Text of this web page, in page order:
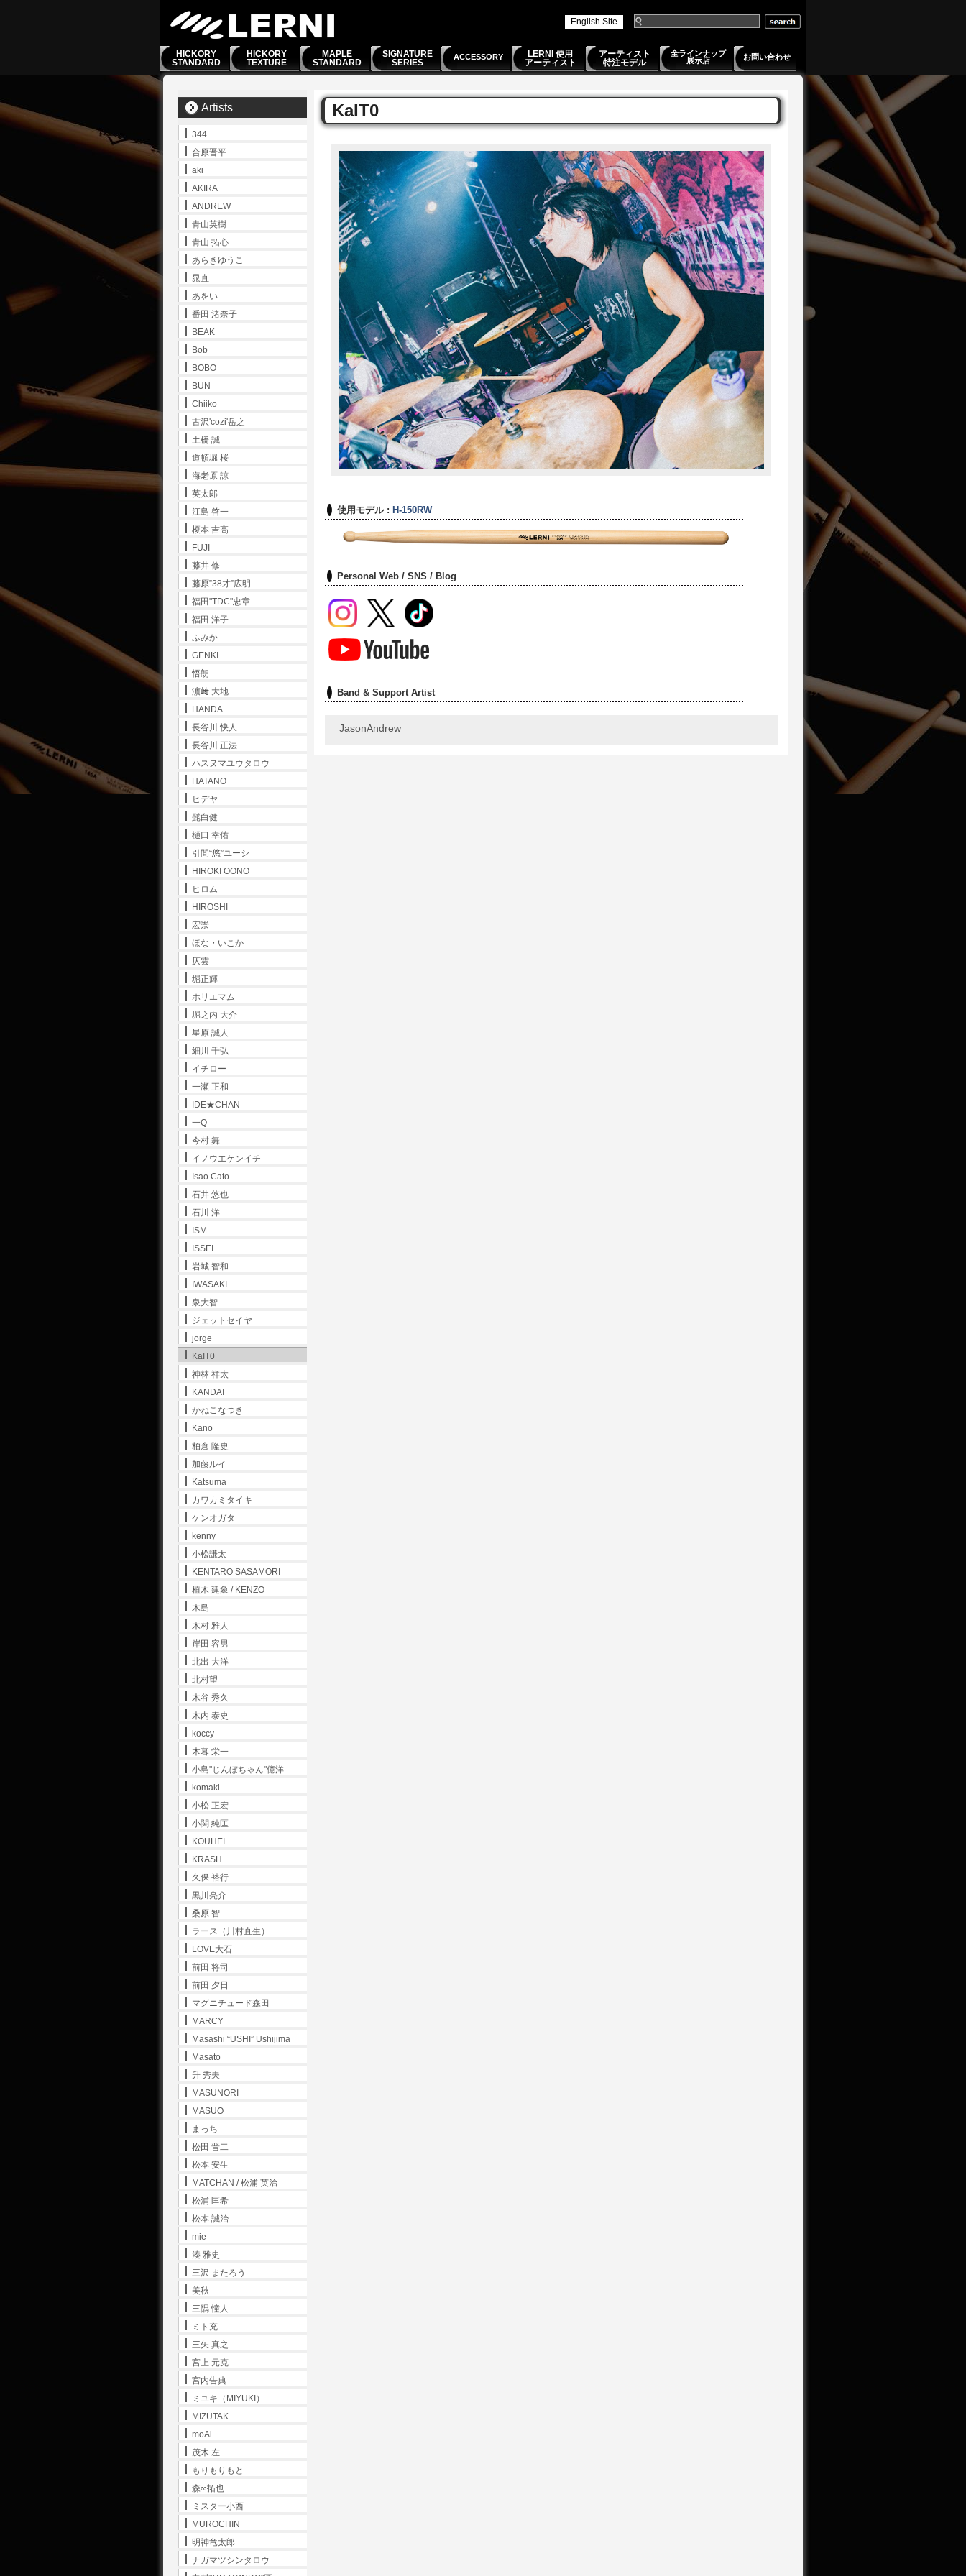
English Site
HICKORY
STANDARD
HICKORY
TEXTURE
MAPLE
STANDARD
SIGNATURE
SERIES
ACCESSORY
LERNI 使用
アーティスト
アーティスト
特注モデル
全ラインナップ
展示店
お問い合わせ
KaIT0
使用モデル : H-150RW
Personal Web / SNS / Blog
Band & Support Artist
JasonAndrew
Artists
344
合原晋平
aki
AKIRA
ANDREW
青山英樹
青山 拓心
あらきゆうこ
晁直
あをい
番田 渚奈子
BEAK
Bob
BOBO
BUN
Chiiko
古沢'cozi'岳之
土橋 誠
道頓堀 桜
海老原 諒
英太郎
江島 啓一
榎本 吉高
FUJI
藤井 修
藤原”38才”広明
福田"TDC"忠章
福田 洋子
ふみか
GENKI
悟朗
濵﨑 大地
HANDA
長谷川 快人
長谷川 正法
ハスヌマユウタロウ
HATANO
ヒデヤ
髭白健
樋口 幸佑
引間“悠”ユーシ
HIROKI OONO
ヒロム
HIROSHI
宏崇
ほな・いこか
仄雲
堀正輝
ホリエマム
堀之内 大介
星原 誠人
細川 千弘
イチロー
一瀬 正和
IDE★CHAN
一Q
今村 舞
イノウエケンイチ
Isao Cato
石井 悠也
石川 洋
ISM
ISSEI
岩城 智和
IWASAKI
泉大智
ジェットセイヤ
jorge
KaIT0
神林 祥太
KANDAI
かねこなつき
Kano
柏倉 隆史
加藤ルイ
Katsuma
カワカミタイキ
ケンオガタ
kenny
小松謙太
KENTARO SASAMORI
植木 建象 / KENZO
木島
木村 雅人
岸田 容男
北出 大洋
北村望
木谷 秀久
木内 泰史
koccy
木暮 栄一
小島"じんぼちゃん"億洋
komaki
小松 正宏
小関 純匡
KOUHEI
KRASH
久保 裕行
黒川亮介
桑原 智
ラース（川村直生）
LOVE大石
前田 将司
前田 夕日
マグニチュード森田
MARCY
Masashi “USHI” Ushijima
Masato
升 秀夫
MASUNORI
MASUO
まっち
松田 晋二
松本 安生
MATCHAN / 松浦 英治
松浦 匡希
松本 誠治
mie
湊 雅史
三沢 またろう
美秋
三隅 憧人
ミト充
三矢 真之
宮上 元克
宮内告典
ミユキ（MIYUKI）
MIZUTAK
moAi
茂木 左
もりもりもと
森∞拓也
ミスター小西
MUROCHIN
明神竜太郎
ナガマツシンタロウ